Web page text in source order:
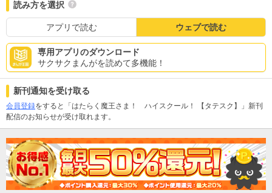
読み方を選択
アプリで読む ウェブで読む
専用アプリのダウンロード
サクサクまんがを読めて多機能！
新刊通知を受け取る
会員登録をすると「はたらく魔王さま！ ハイスクール！ 【タテスク】」新刊
配信のお知らせが受け取れます。